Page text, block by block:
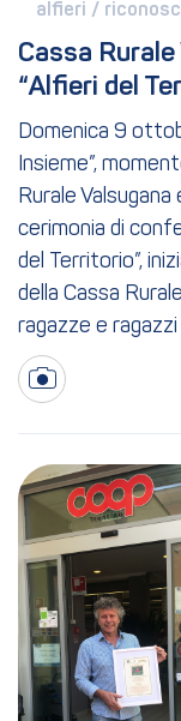
alfieri /
Cassa
“Alfieri del
Domenica 9
Insieme”,
Rurale
cerimonia di
del Territorio”,
della Cassa
ragazze e